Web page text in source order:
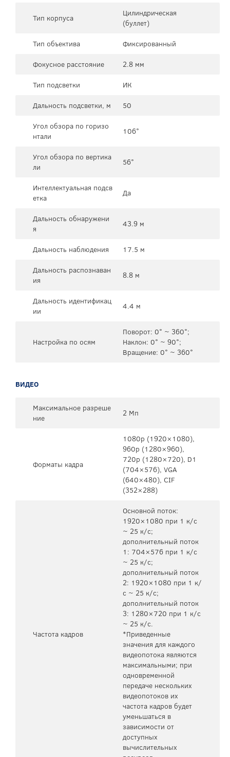
Тип корпуса
Цилиндрическая
(буллет)
Тип объектива
Фиксированный
Фокусное расстояние
2.8 мм
Тип подсветки
ИК
Дальность подсветки, м
50
Угол обзора по горизо
нтали
106°
Угол обзора по вертика
ли
56°
Интеллектуальная подсв
етка
Да
Дальность обнаружени
я
43.9 м
Дальность наблюдения
17.5 м
Дальность распознаван
ия
8.8 м
Дальность идентификац
ии
4.4 м
Настройка по осям
Поворот: 0° ~ 360°;
Наклон: 0° ~ 90°;
Вращение: 0° ~ 360°
ВИДЕО
Максимальное разреше
ние
2 Мп
Форматы кадра
1080p (1920×1080),
960p (1280×960),
720p (1280×720), D1
(704×576), VGA
(640×480), CIF
(352×288)
Частота кадров
Основной поток:
1920×1080 при 1 к/с
~ 25 к/с;
дополнительный поток
1: 704×576 при 1 к/с
~ 25 к/с;
дополнительный поток
2: 1920×1080 при 1 к/
с ~ 25 к/с;
дополнительный поток
3: 1280×720 при 1 к/с
~ 25 к/с.
*Приведенные
значения для каждого
видеопотока являются
максимальными; при
одновременной
передаче нескольких
видеопотоков их
частота кадров будет
уменьшаться в
зависимости от
доступных
вычислительных